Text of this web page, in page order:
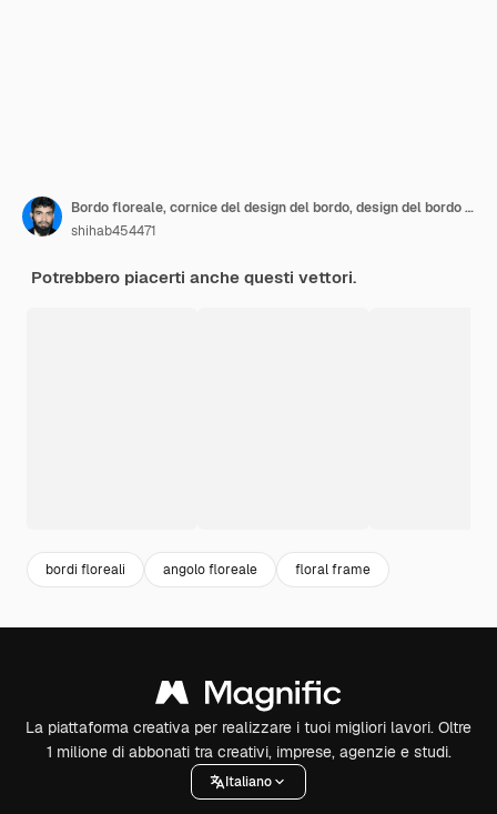
Bordo floreale, cornice del design del bordo, design del bordo del fiore. Design del bordo semplice, design del bordo della pagina.
shihab454471
Potrebbero piacerti anche questi vettori.
bordi floreali angolo floreale floral frame
La piattaforma creativa per realizzare i tuoi migliori lavori. Oltre
1 milione di abbonati tra creativi, imprese, agenzie e studi.
Italiano